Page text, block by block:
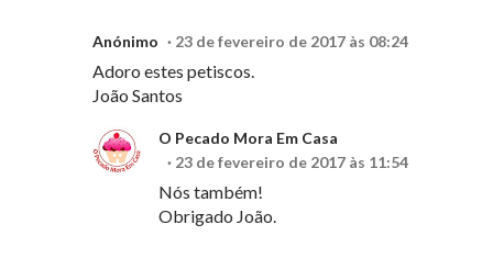
Anónimo 23 de fevereiro de 2017 às 08:24
Adoro estes petiscos.
João Santos
O Pecado Mora Em Casa
23 de fevereiro de 2017 às 11:54
Nós também!
Obrigado João.